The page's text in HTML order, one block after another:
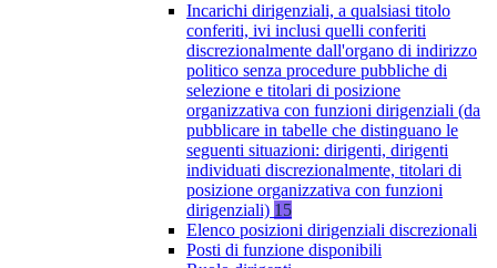
Incarichi dirigenziali, a qualsiasi titolo
conferiti, ivi inclusi quelli conferiti
discrezionalmente dall'organo di indirizzo
politico senza procedure pubbliche di
selezione e titolari di posizione
organizzativa con funzioni dirigenziali (da
pubblicare in tabelle che distinguano le
seguenti situazioni: dirigenti, dirigenti
individuati discrezionalmente, titolari di
posizione organizzativa con funzioni
dirigenziali) 15
Elenco posizioni dirigenziali discrezionali
Posti di funzione disponibili